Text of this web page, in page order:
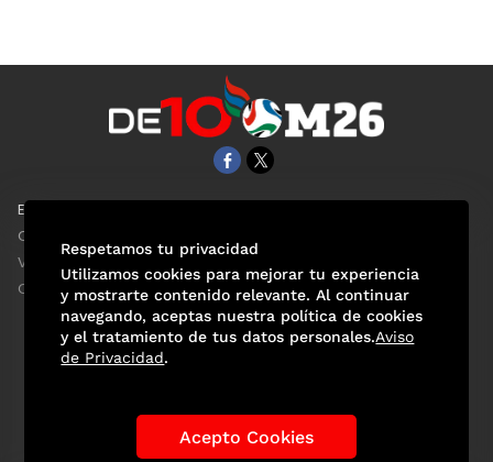
EL UNIVERSAL
Clase
ViveUSA
Confabulario
Historia de los Mundiales Lo viral Anécdotas Mundialistas
Las Figuras Tendencias Directorio
Respetamos tu privacidad
Utilizamos cookies para mejorar tu experiencia
y mostrarte contenido relevante. Al continuar
navegando, aceptas nuestra política de cookies
y el tratamiento de tus datos personales.Aviso
de Privacidad.
Acepto Cookies